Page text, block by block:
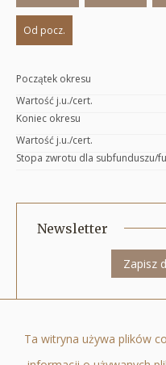
Od pocz.
Początek okresu
Wartość j.u./cert.
Koniec okresu
Wartość j.u./cert.
Stopa zwrotu dla subfunduszu/
Newsletter
Zapisz
Świat 6/12, 00-400 Warszawa,
Ta witryna używa plików